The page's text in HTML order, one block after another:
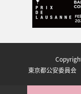
東京都公安委員